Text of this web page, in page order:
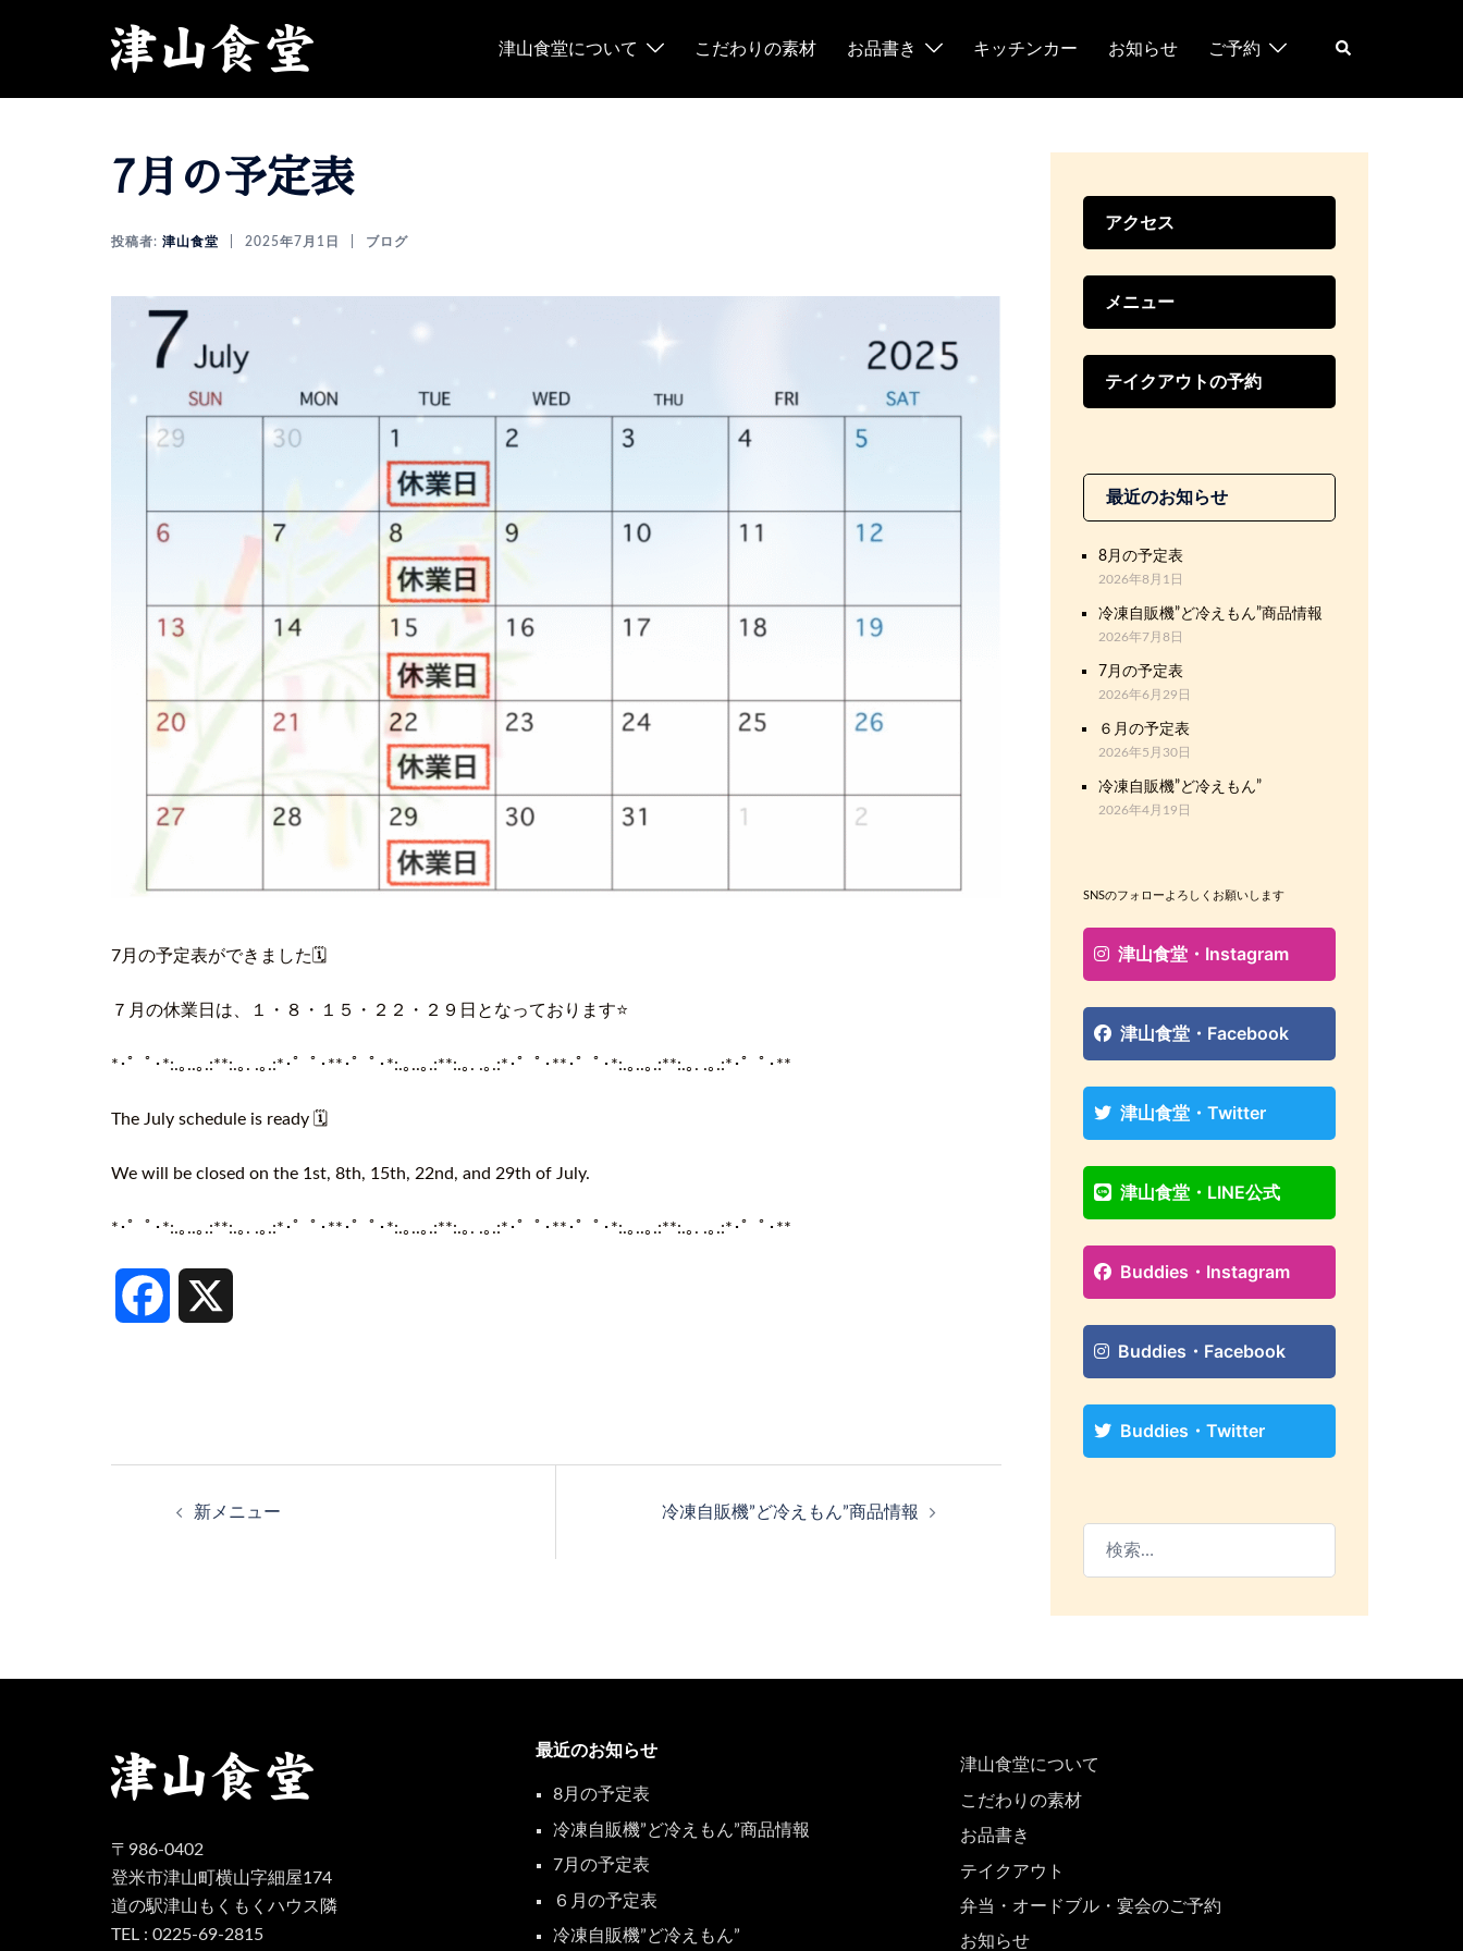
ン
津山食堂について こだわりの素材 お品書き キッチンカー お知らせ ご予約
検
7月の予定表
投稿者: 津山食堂 2025年7月1日 ブログ
7月の予定表ができました🗓️
７月の休業日は、１・８・１５・２２・２９日となっております⭐️
*･゜ﾟ･*:.｡..｡.:**:.｡. .｡.:*･゜ﾟ･**･゜ﾟ･*:.｡..｡.:**:.｡. .｡.:*･゜ﾟ･**･゜ﾟ･*:.｡..｡.:**:.｡. .｡.:*･゜ﾟ･**
The July schedule is ready 🗓️
We will be closed on the 1st, 8th, 15th, 22nd, and 29th of July.
* ･゜ﾟ･ *:.｡ ..｡ .:**:.｡ . .｡ .:* ･゜ﾟ･ ** ･゜ﾟ･ *:.｡ ..｡ .:**:.｡ . .｡ .:* ･゜ﾟ･ ** ･゜ﾟ･ *:.｡ ..｡ .:**:.｡ . .｡ .:* ･゜ﾟ･ **
Facebook
新メニュー 冷凍自販機”ど冷えもん”商品情報
アクセス
メニュー
テイクアウトの予約
最近のお知らせ
8月の予定表
2026年8月1日
冷凍自販機”ど冷えもん”商品情報
2026年7月8日
7月の予定表
2026年6月29日
６月の予定表
2026年5月30日
冷凍自販機”ど冷えもん”
2026年4月19日
SNSのフォローよろしくお願いします
津山食堂・Instagram
津山食堂・Facebook
津山食堂・Twitter
津山食堂・LINE公式
Buddies・Instagram
Buddies・Facebook
Buddies・Twitter
〒986-0402
登米市津山町横山字細屋174
道の駅津山もくもくハウス隣
TEL : 0225-69-2815
最近のお知らせ
8月の予定表
冷凍自販機”ど冷えもん”商品情報
7月の予定表
６月の予定表
冷凍自販機”ど冷えもん”
津山食堂について
こだわりの素材
お品書き
テイクアウト
弁当・オードブル・宴会のご予約
お知らせ